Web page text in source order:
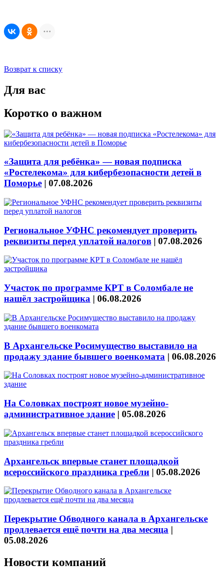
Возврат к списку
Для вас
Коротко о важном
«Защита для ребёнка» — новая подписка
«Ростелекома» для кибербезопасности детей в
Поморье | 07.08.2026
Региональное УФНС рекомендует проверить
реквизиты перед уплатой налогов | 07.08.2026
Участок по программе КРТ в Соломбале не
нашёл застройщика | 06.08.2026
В Архангельске Росимущество выставило на
продажу здание бывшего военкомата | 06.08.2026
На Соловках построят новое музейно-
административное здание | 05.08.2026
Архангельск впервые станет площадкой
всероссийского праздника гребли | 05.08.2026
Перекрытие Обводного канала в Архангельске
продлевается ещё почти на два месяца |
05.08.2026
Новости компаний